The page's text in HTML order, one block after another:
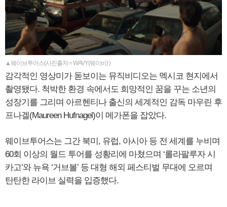
▲웨이브투어스(사진출처 = WAVY(웨이비) )
감각적인 영상미가 돋보이는 뮤직비디오는 멕시코 현지에서
촬영됐다. 척박한 환경 속에서도 희망적인 꿈을 꾸는 소년의
성장기를 그리며 아르헨티나 출신의 세계적인 감독 마우린 후
프나겔(Maureen Hufnagel)이 메가폰을 잡았다.
웨이브투어스는 그간 북미, 유럽, 아시아 등 전 세계를 누비며
60회 이상의 월드 투어를 성황리에 마쳤으며 ‘롤라팔루자 시
카고’와 뉴욕 ‘거브볼’ 등 대형 해외 페스티벌 무대에 오르며
탄탄한 라이브 실력을 입증했다.